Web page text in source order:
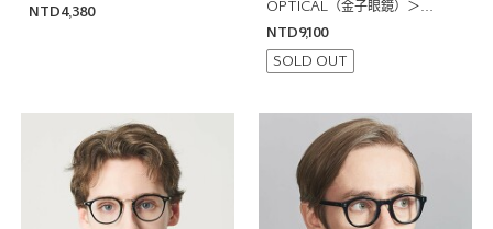
NTD4,380
OPTICAL（金子眼鏡）＞
Emery 眼鏡
NTD9,100
SOLD OUT